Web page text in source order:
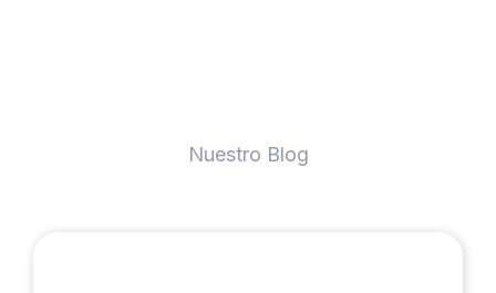
Nuestro Blog